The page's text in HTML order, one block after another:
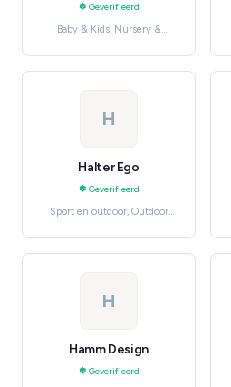
Geverifieerd
Baby & Kids, Nursery &
H
Halter Ego
Geverifieerd
Sport en outdoor, Outdoor
H
Hamm Design
Geverifieerd